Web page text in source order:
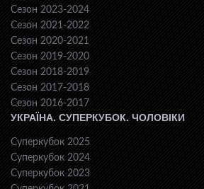
Сезон 2023-2024
Сезон 2021-2022
Сезон 2020-2021
Сезон 2019-2020
Сезон 2018-2019
Сезон 2017-2018
Сезон 2016-2017
УКРАЇНА. СУПЕРКУБОК. ЧОЛОВІКИ
Суперкубок 2025
Суперкубок 2024
Суперкубок 2023